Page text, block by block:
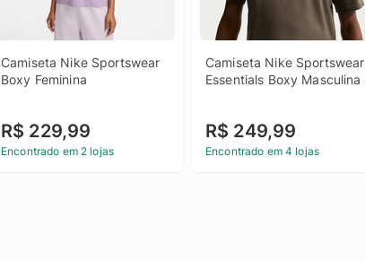
Camiseta Nike Sportswear
Boxy Feminina
R$ 229,99
Encontrado em 2 lojas
Camiseta Nike Sportswear
Essentials Boxy Masculina
R$ 249,99
Encontrado em 4 lojas